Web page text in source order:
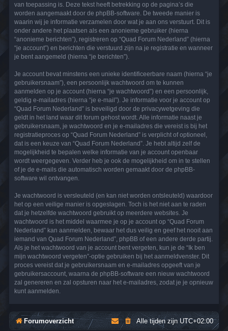
van toepassing is. Deze tekst heeft betrekking op de pagina’s die
worden aangemaakt door de phpBB-software. De tweede manier is
waarin wij je informatie verzamelen door wat je aan ons verstuurt. Dit is
onder andere het plaatsen als een anonieme gebruiker (hierna
“anonieme berichten”), registreren op “Quad Forum Nederland” (hierna
“je account”) en berichten die verstuurd zijn na je registratie en wanneer
je bent aangemeld (hierna “je berichten”).
Je account bevat minstens een unieke identificeerbare naam (hierna “je
gebruikersnaam”), een persoonlijk wachtwoord om te kunnen
aanmelden op je account (hierna “je wachtwoord”) en een persoonlijk,
geldig e-mailadres (hierna “je e-mail”). Je informatie voor je account op
“Quad Forum Nederland” is beveiligd door de privacywetgeving die
geldt in het land waar dit forum gehost wordt. Alle informatie naast je
gebruikersnaam, je wachtwoord en je e-mailadres die vereist is bij het
registratieproces op “Quad Forum Nederland” is verplicht of optioneel,
dat is een keuze van “Quad Forum Nederland”. Je hebt altijd zelf de
mogelijkheid te bepalen welke informatie van je account openbaar
wordt weergegeven. Verder heb je ook de mogelijkheid om in te stellen
of je de e-mails die automatisch worden gemaakt door de phpBB-
software wil ontvangen.
Je wachtwoord is versleuteld (en kan niet worden ontsleuteld) waardoor
het op een veilige manier is opgeslagen. Toch is het niet aan te raden
dat je hetzelfde wachtwoord gebruikt op meerdere websites. Je
wachtwoord is het middel waarmee je op je account op “Quad Forum
Nederland” kan aanmelden, bewaar het dus veilig en geef het nooit aan
iemand van Quad Forum Nederland”, phpBB of een andere derde partij.
Als je het wachtwoord van je account bent vergeten, kun je de “Ik ben
mijn wachtwoord vergeten”-optie gebruiken bij het aanmeldvenster. Dit
proces vereist dat je gebruikersnaam en e-mailadres opgeeft van je
gebruikersaccount, waarna de phpBB-software een nieuw wachtwoord
zal genereren en zal opsturen naar het e-mailadres, zodat je je opnieuw
kunt aanmelden.
Forumoverzicht Alle tijden zijnUTC+02:00